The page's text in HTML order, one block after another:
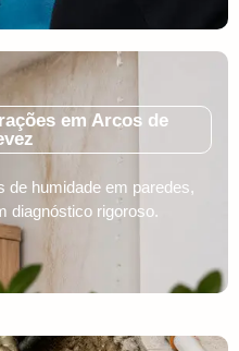
em Arcos de
de humidade em paredes,
diagnóstico rigoroso.